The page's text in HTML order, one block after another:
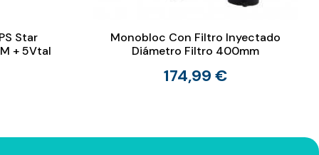
Star
+ 5Vtal
Monobloc Con Filtro Inyectado
Diámetro Filtro 400mm
174,99 €